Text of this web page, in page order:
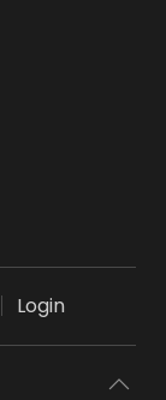
Login